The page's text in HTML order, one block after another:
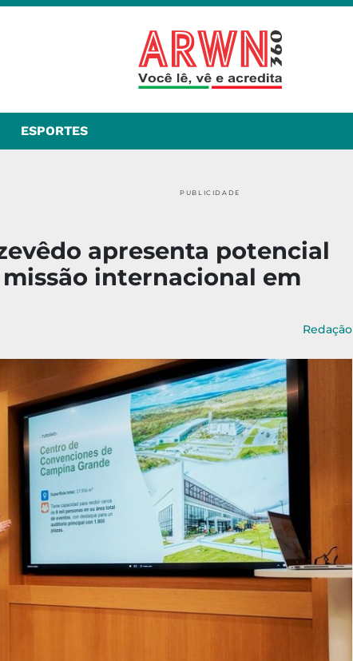
ESPORTES
PUBLICIDADE
apresenta potencial
internacional em
Redação